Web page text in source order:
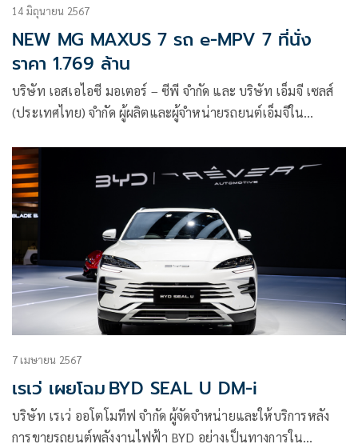
14 มิถุนายน 2567
NEW MG MAXUS 7 รถ e-MPV 7 ที่นั่ง
ราคา 1.769 ล้าน
บริษัท เอสเอไอซี มอเตอร์ – ซีพี จำกัด และ บริษัท เอ็มจี เซลส์
(ประเทศไทย) จำกัด ผู้ผลิตและผู้จำหน่ายรถยนต์เอ็มจีใน
7 เมษายน 2567
เรเว่ เผยโฉม BYD SEAL U DM-i
บริษัท เรเว่ ออโตโมทีฟ จำกัด ผู้จัดจําหน่ายและให้บริการหลัง
การขายรถยนต์พลังงานไฟฟ้า BYD อย่างเป็นทางการใน